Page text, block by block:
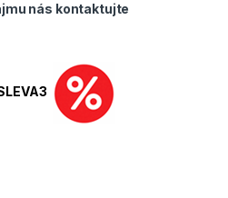
nás kontaktujte